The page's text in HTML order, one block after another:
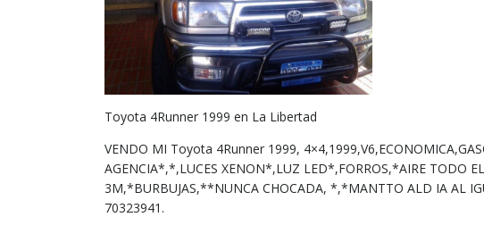
Toyota 4Runner 1999 en La Libertad
VENDO MI Toyota 4Runner 1999,
AGENCIA*,*,LUCES XENON*,LUZ LED*,FORROS,*AIRE TODO
3M,*BURBUJAS,**NUNCA CHOCADA, *,*MANTTO ALD IA AL
70323941.